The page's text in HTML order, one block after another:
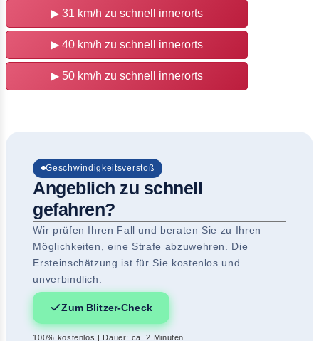
▶ 31 km/h zu schnell innerorts
▶ 40 km/h zu schnell innerorts
▶ 50 km/h zu schnell innerorts
Geschwindigkeitsverstoß
Angeblich zu schnell
gefahren?
Wir prüfen Ihren Fall und beraten Sie zu Ihren
Möglichkeiten, eine Strafe abzuwehren. Die
Ersteinschätzung ist für Sie kostenlos und
unverbindlich.
Zum Blitzer-Check
100% kostenlos | Dauer: ca. 2 Minuten